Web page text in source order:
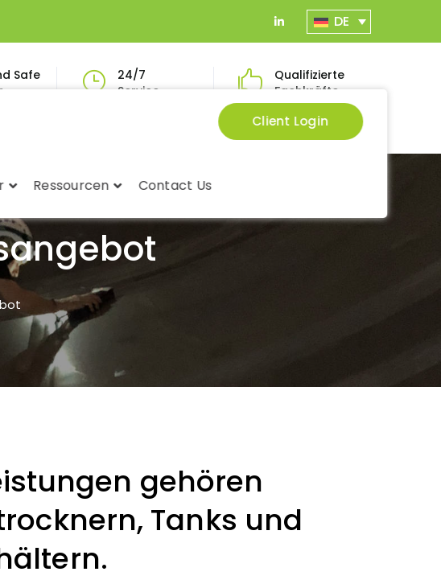
LinkedIn
Profile
DE
Safe
24/7
Service
Qualifizierte
Fachkräfte
Client Login
Ressourcen Contact Us
gehören
Tanks und